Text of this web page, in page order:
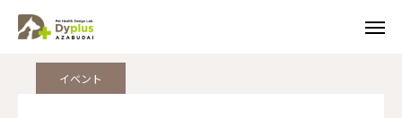
NEWS
イベント